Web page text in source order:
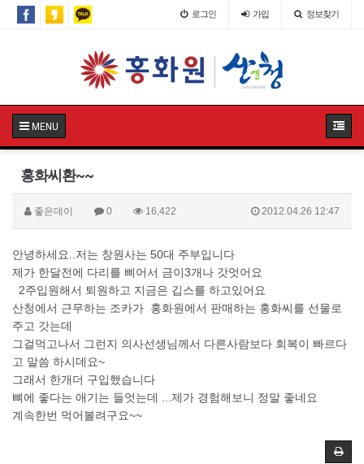
로그인 가입 정보찾기
MENU
홍화씨환~~
좋은데이 0 16,422 2012.04.26 12:47
안녕하세요..저는 창원사는 50대 주부입니다
제가 한달전에 다리를 삐어서 금이3개나 갓엇어요
2주입원해서 퇴원하고 지금은 깁스를 하고있어요
산청에서 근무하는 조카가 홍화원에서 판매하는 홍화씨를 선물로
주고 갓는데
그걸먹고나서 그런지 의사선생님께서 다른사람보다 회복이 빠르다
고 말씀 하시데요~
그래서 한개더 구입했습니다
뼈에 좋다는 애기는 들엇는데 ...제가 경험해보니 정말 좋네요
계속한번 먹어볼려구요~~